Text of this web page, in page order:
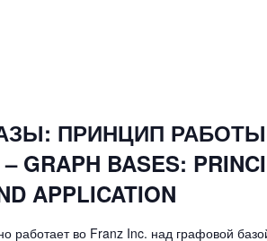
ПРИНЦИП
BASES:
APPLICATION
работает во Franz Inc. над графовой